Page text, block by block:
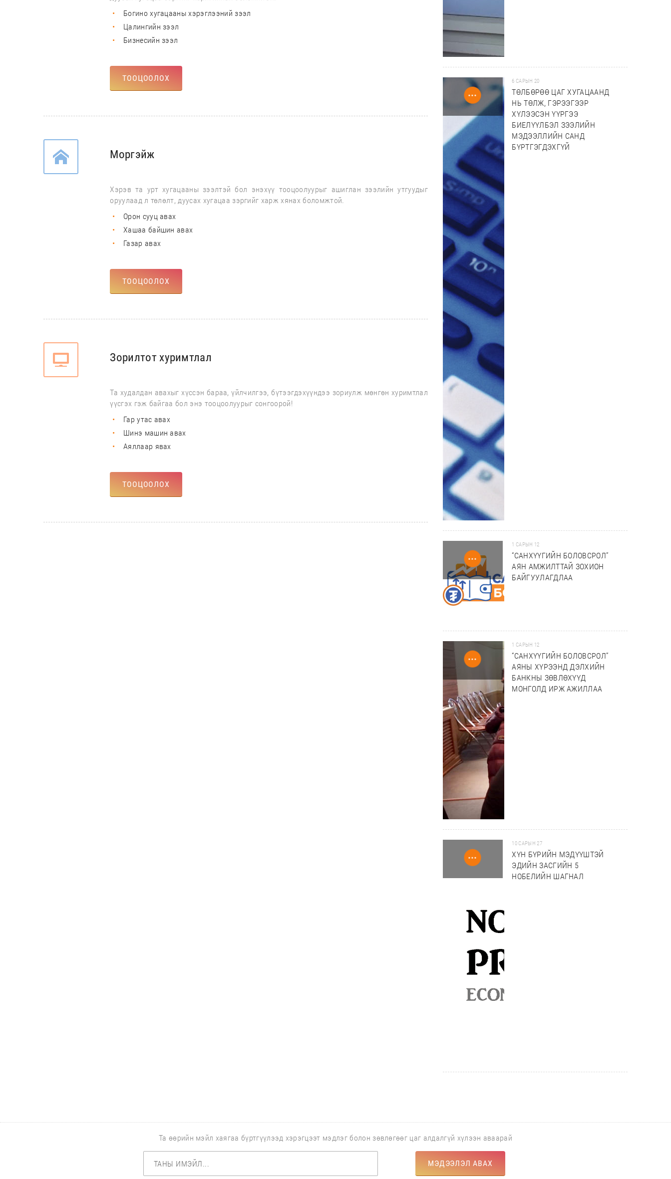
Богино хугацааны хэрэглээний зээл
Цалингийн зээл
Бизнесийн зээл
ТООЦООЛОХ
Моргэйж
Хэрэв та урт хугацааны зээлтэй бол энэхүү тооцоолуурыг ашиглан зээлийн утгуудыг
оруулаад л төлөлт, дуусах хугацаа зэргийг харж хянах боломжтой.
Орон сууц авах
Хашаа байшин авах
Газар авах
ТООЦООЛОХ
Зорилтот хуримтлал
Та худалдан авахыг хүссэн бараа, үйлчилгээ, бүтээгдэхүүндээ зориулж мөнгөн хуримтлал
үүсгэх гэж байгаа бол энэ тооцоолуурыг сонгоорой!
Гар утас авах
Шинэ машин авах
Аяллаар явах
ТООЦООЛОХ
6 САРЫН 20
ТӨЛБӨРӨӨ ЦАГ ХУГАЦААНД
НЬ ТӨЛЖ, ГЭРЭЭГЭЭР
ХҮЛЭЭСЭН ҮҮРГЭЭ
БИЕЛҮҮЛБЭЛ ЗЭЭЛИЙН
МЭДЭЭЛЛИЙН САНД
БҮРТГЭГДЭХГҮЙ
1 САРЫН 12
“САНХҮҮГИЙН БОЛОВСРОЛ”
АЯН АМЖИЛТТАЙ ЗОХИОН
БАЙГУУЛАГДЛАА
1 САРЫН 12
“САНХҮҮГИЙН БОЛОВСРОЛ”
АЯНЫ ХҮРЭЭНД ДЭЛХИЙН
БАНКНЫ ЗӨВЛӨХҮҮД
МОНГОЛД ИРЖ АЖИЛЛАА
10 САРЫН 27
ХҮН БҮРИЙН МЭДҮҮШТЭЙ
ЭДИЙН ЗАСГИЙН 5
НОБЕЛИЙН ШАГНАЛ
Та өөрийн мэйл хаягаа бүртгүүлээд хэрэгцээт мэдлэг болон зөвлөгөөг цаг алдалгүй хүлээн аваарай
МЭДЭЭЛЭЛ АВАХ